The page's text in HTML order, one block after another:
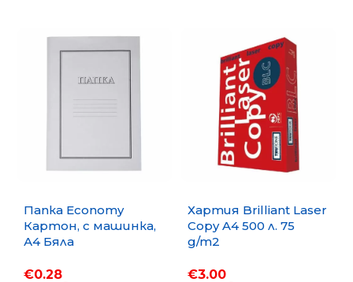
Папка Economy
Картон, с машинка,
А4 Бяла
€0.28
Хартия Brilliant Laser
Copy A4 500 л. 75
g/m2
€3.00